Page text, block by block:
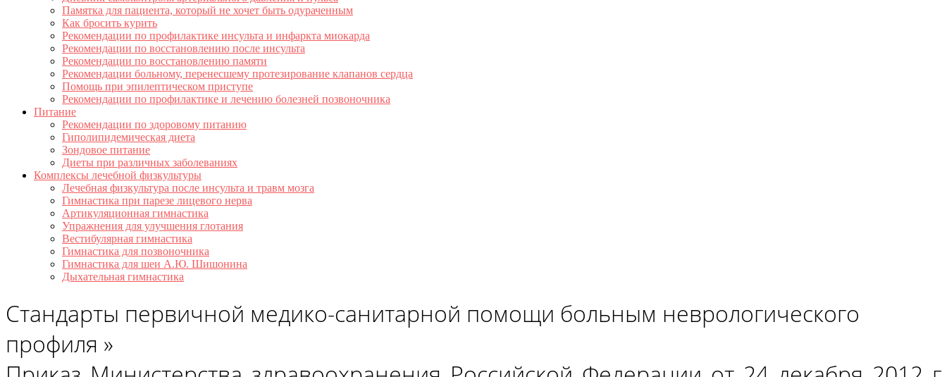
Памятка для пациента, который не хочет быть одураченным
Как бросить курить
Рекомендации по профилактике инсульта и инфаркта миокарда
Рекомендации по восстановлению после инсульта
Рекомендации по восстановлению памяти
Рекомендации больному, перенесшему протезирование клапанов сердца
Помощь при эпилептическом приступе
Рекомендации по профилактике и лечению болезней позвоночника
Питание
Рекомендации по здоровому питанию
Гиполипидемическая диета
Зондовое питание
Диеты при различных заболеваниях
Комплексы лечебной физкультуры
Лечебная физкультура после инсульта и травм мозга
Гимнастика при парезе лицевого нерва
Артикуляционная гимнастика
Упражнения для улучшения глотания
Вестибулярная гимнастика
Гимнастика для позвоночника
Гимнастика для шеи А.Ю. Шишонина
Дыхательная гимнастика
Стандарты первичной медико-санитарной помощи больным неврологического
профиля »